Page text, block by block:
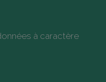
à caractère